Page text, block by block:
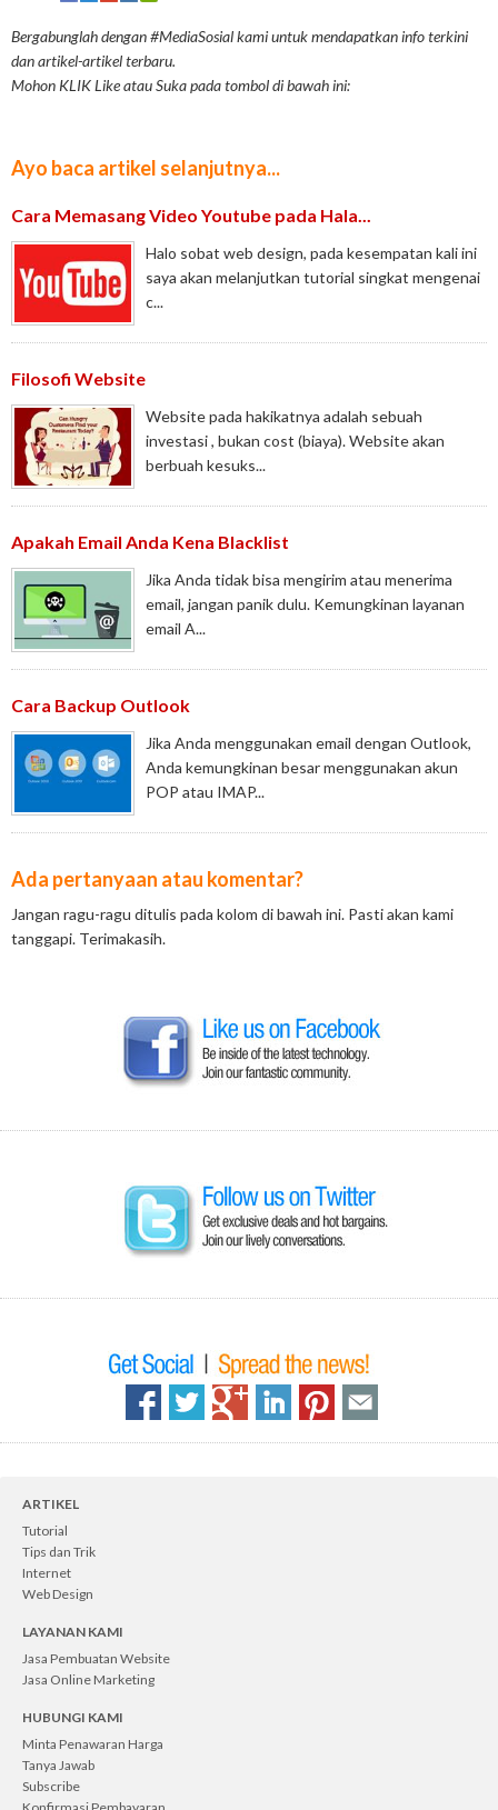
Bergabunglah dengan #MediaSosial kami untuk mendapatkan info terkini
dan artikel-artikel terbaru.
Mohon KLIK Like atau Suka pada tombol di bawah ini:
Ayo baca artikel selanjutnya...
Cara Memasang Video Youtube pada Hala...
Halo sobat web design, pada kesempatan kali ini
saya akan melanjutkan tutorial singkat mengenai
c...
Filosofi Website
Website pada hakikatnya adalah sebuah
investasi , bukan cost (biaya). Website akan
berbuah kesuks...
Apakah Email Anda Kena Blacklist
Jika Anda tidak bisa mengirim atau menerima
email, jangan panik dulu. Kemungkinan layanan
email A...
Cara Backup Outlook
Jika Anda menggunakan email dengan Outlook,
Anda kemungkinan besar menggunakan akun
POP atau IMAP...
Ada pertanyaan atau komentar?
Jangan ragu-ragu ditulis pada kolom di bawah ini. Pasti akan kami
tanggapi. Terimakasih.
ARTIKEL
Tutorial
Tips dan Trik
Internet
Web Design
LAYANAN KAMI
Jasa Pembuatan Website
Jasa Online Marketing
HUBUNGI KAMI
Minta Penawaran Harga
Tanya Jawab
Subscribe